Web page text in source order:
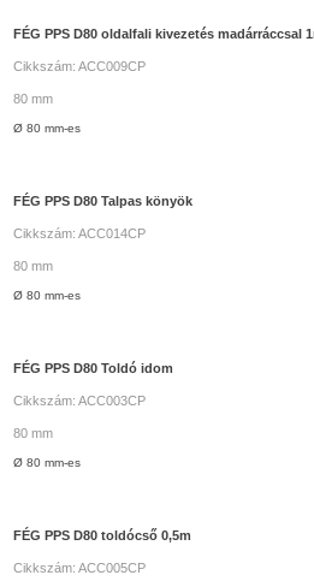
FÉG PPS D80 oldalfali kivezetés madárráccsal
Cikkszám: ACC009CP
80 mm
Ø 80 mm-es
FÉG PPS D80 Talpas könyök
Cikkszám: ACC014CP
80 mm
Ø 80 mm-es
FÉG PPS D80 Toldó idom
Cikkszám: ACC003CP
80 mm
Ø 80 mm-es
FÉG PPS D80 toldócső 0,5m
Cikkszám: ACC005CP